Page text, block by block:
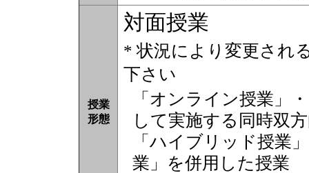
授業
形態
対面授業
* 状況により変更され
下さい
「オンライン授業」
して実施する同時双
「ハイブリッド授業
業」を併用した授業